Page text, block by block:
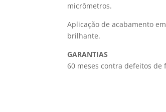
micrômetros.
Aplicação de acabamento
brilhante.
GARANTIAS
60 meses contra defeitos